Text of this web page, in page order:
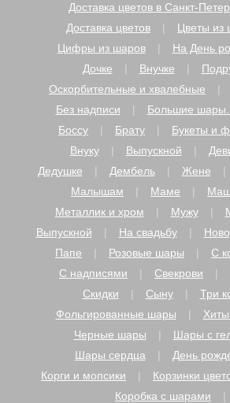
Доставка цветов в Санкт-
Доставка цветов
Цветы из
Цифры из шаров
На День
Дочке
Внучке
Оскорбительные и хвалебные
Без надписи
Большие
Боссу
Брату
Букеты и
Внуку
Выпускной
Дедушке
Дембель Жене
Малышам
Маме
Металлик и хром
Мужу
Выпускной
На свадьбу
Папе
Розовые шары
С
С надписями
Свекрови
Скидки
Сыну
Три
Фольгированные шары
Черные шары
Шары с
Шары сердца
День
Корги и мопсики
Корзинки
Коробка с шарами